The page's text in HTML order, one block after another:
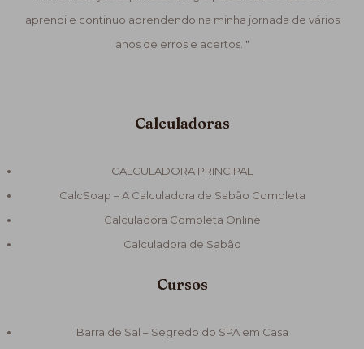
aprendi e continuo aprendendo na minha jornada de vários
anos de erros e acertos. "
Calculadoras
CALCULADORA PRINCIPAL
CalcSoap – A Calculadora de Sabão Completa
Calculadora Completa Online
Calculadora de Sabão
Cursos
Barra de Sal – Segredo do SPA em Casa